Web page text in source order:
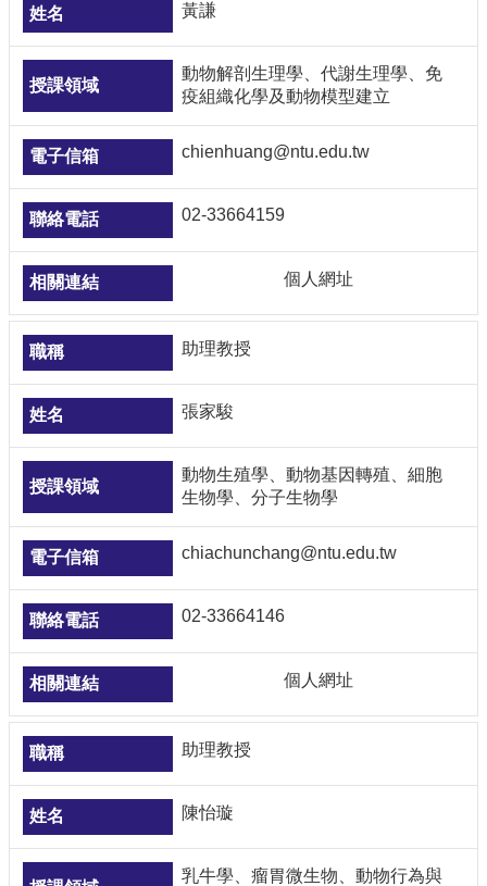
黃謙
動物解剖生理學、代謝生理學、免
疫組織化學及動物模型建立
chienhuang@ntu.edu.tw
02-33664159
個人網址
助理教授
張家駿
動物生殖學、動物基因轉殖、細胞
生物學、分子生物學
chiachunchang@ntu.edu.tw
02-33664146
個人網址
助理教授
陳怡璇
乳牛學、瘤胃微生物、動物行為與